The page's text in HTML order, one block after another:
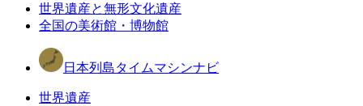
世界遺産と無形文化遺産
全国の美術館・博物館
日本列島タイムマシンナビ
世界遺産